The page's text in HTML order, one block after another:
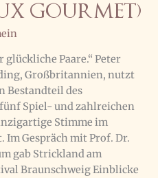
GOURMET)
glückliche Paare.“ Peter
Großbritannien, nutzt
Bestandteil des
Spiel- und zahlreichen
Stimme im
Gespräch mit Prof. Dr.
gab Strickland am
Braunschweig Einblicke